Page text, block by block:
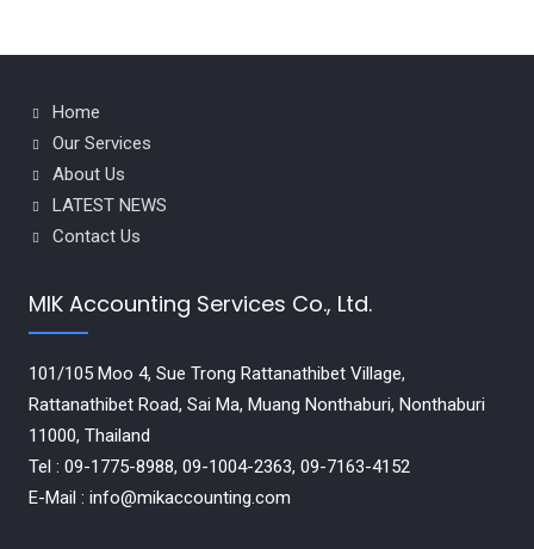
Home
Our Services
About Us
LATEST NEWS
Contact Us
MIK Accounting Services Co., Ltd.
101/105 Moo 4, Sue Trong Rattanathibet Village,
Rattanathibet Road, Sai Ma, Muang Nonthaburi, Nonthaburi
11000, Thailand
Tel : 09-1775-8988, 09-1004-2363, 09-7163-4152
E-Mail : info@mikaccounting.com